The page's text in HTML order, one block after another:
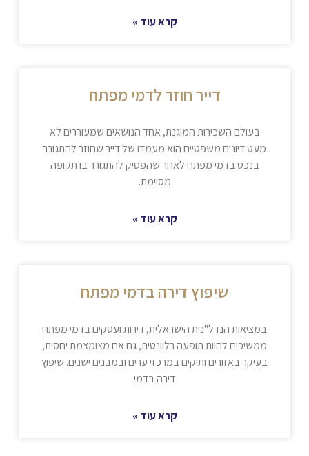
קרא עוד »
דייר חוזר לדמי מפתח
בעולם השכירות המוגנת, אחד הנושאים שמעוררים לא
מעט דיונים משפטיים הוא מעמדו של דייר שחוזר להתגורר
בנכס בדמי מפתח לאחר שהפסיק להתגורר בו תקופה
מסוימת.
קרא עוד »
שיפוץ דירה בדמי מפתח
במציאות הנדל"נית הישראלית, דירות ועסקים בדמי מפתח
ממשיכים להוות תופעה רלוונטית, גם אם מצומצמת יחסית,
בעיקר באזורים ותיקים במרכזי ערים ובמבנים ישנים. שיפוץ
דירה בדמי
קרא עוד »